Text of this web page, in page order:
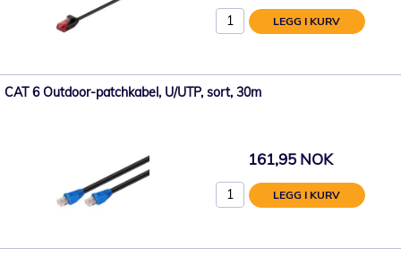
LEGG I KURV
CAT 6 Outdoor-patchkabel, U/UTP, sort, 30m
161,95 NOK
LEGG I KURV